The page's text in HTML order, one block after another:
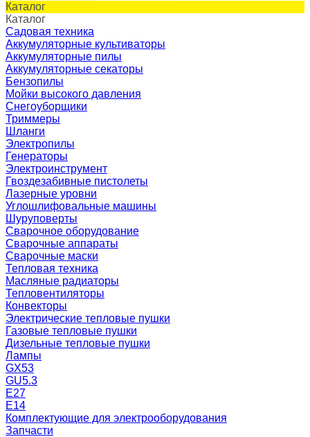
Каталог
Каталог
Садовая техника
Аккумуляторные культиваторы
Аккумуляторные пилы
Аккумуляторные секаторы
Бензопилы
Мойки высокого давления
Снегоуборщики
Триммеры
Шланги
Электропилы
Генераторы
Электроинструмент
Гвоздезабивные пистолеты
Лазерные уровни
Углошлифовальные машины
Шуруповерты
Сварочное оборудование
Сварочные аппараты
Сварочные маски
Тепловая техника
Масляные радиаторы
Тепловентиляторы
Конвекторы
Электрические тепловые пушки
Газовые тепловые пушки
Дизельные тепловые пушки
Лампы
GX53
GU5.3
Е27
Е14
Комплектующие для электрооборудования
Запчасти